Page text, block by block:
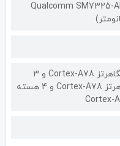
Qualcomm SM7325-
1 هسته 2.5 گیگاهرتز Cortex-A78 و 3
هسته 2.4 گیگاهرتز Cortex-A78 و 4 هسته